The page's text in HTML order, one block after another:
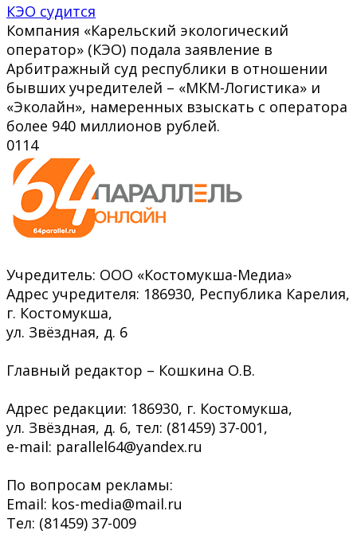
КЭО судится
Компания «Карельский экологический
оператор» (КЭО) подала заявление в
Арбитражный суд республики в отношении
бывших учредителей – «МКМ-Логистика» и
«Эколайн», намеренных взыскать с оператора
более 940 миллионов рублей.
0114
Учредитель: ООО «Костомукша-Медиа»
Адрес учредителя: 186930, Республика Карелия,
г. Костомукша,
ул. Звёздная, д. 6
Главный редактор – Кошкина О.В.
Адрес редакции: 186930, г. Костомукша,
ул. Звёздная, д. 6, тел: (81459) 37-001,
e-mail: parallel64@yandex.ru
По вопросам рекламы:
Email: kos-media@mail.ru
Тел: (81459) 37-009